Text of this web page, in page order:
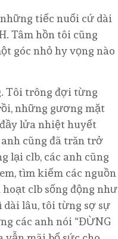
tiếc nuối cứ dài
Tâm hồn tôi cũng
góc nhỏ hy vọng nào
Tôi trông đợi từng
những gương mặt
lửa nhiệt huyết
cũng đã trăn trở
lại clb, các anh cũng
tìm kiếm các nguồn
clb sống động như
dài lâu, tôi từng sợ sự
các anh nói “ĐỪNG